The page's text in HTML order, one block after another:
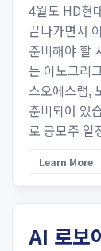
4월도 HD현
끝나가면서
준비해야 할
는 이노그리
스오에스랩,
준비되어 있
로 공모주 일
Learn More
AI 로보